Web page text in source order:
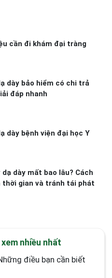
cần đi khám đại tràng
dày bảo hiểm có chi trả
đáp nhanh
dày bệnh viện đại học Y
dạ dày mất bao lâu? Cách
thời gian và tránh tái phát
nhiều nhất